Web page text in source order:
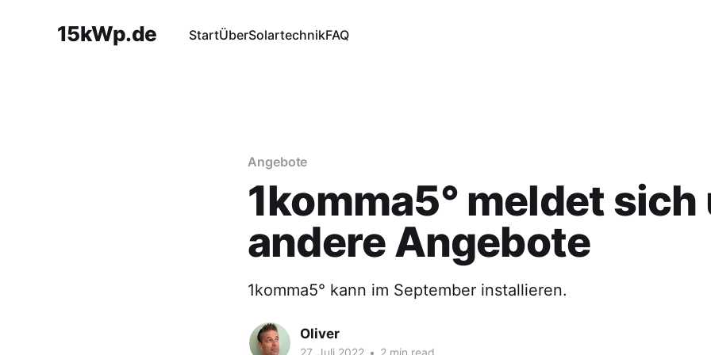
15kWp.de StartÜberSolartechnikFAQ
Angebote
1komma5° meldet sich
andere Angebote
1komma5° kann im September installieren.
Oliver
27. Juli 2022 • 2 min read